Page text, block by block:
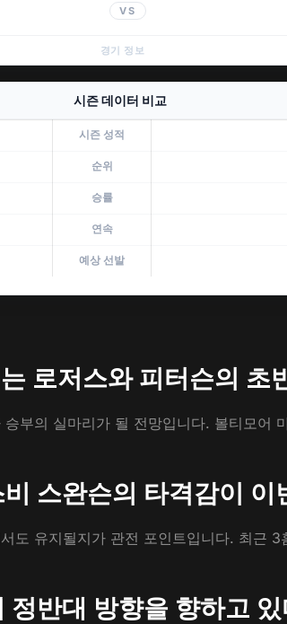
VS
경기 정보
시즌 데이터 비교
시즌 성적
순위
승률
연속
예상 선발
로저스와 피터슨의 초
부의 실마리가 될 전망입니다. 볼티모어
스완슨의 타격감이
도 유지될지가 관전 포인트입니다. 최근
반대 방향을 향하고